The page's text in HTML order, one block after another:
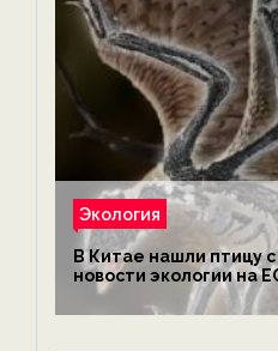
Экология
В Китае нашли птицу
новости экологии на